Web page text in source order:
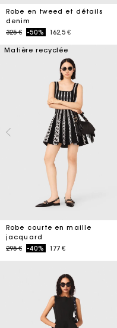
Robe en tweed et détails
denim
Price reduced from
325 €to-50% 162,5 €
Matière recyclée
Robe courte en maille
jacquard
Price reduced from
295 €to-40% 177 €